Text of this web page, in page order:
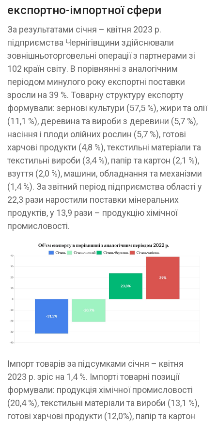
експортно-імпортної сфери
За результатами січня – квітня 2023 р.
підприємства Чернігівщини здійснювали
зовнішньоторговельні операції з партнерами зі
102 країн світу. В порівнянні з аналогічним
періодом минулого року експортні поставки
зросли на 39 %. Товарну структуру експорту
формували: зернові культури (57,5 %), жири та олії
(11,1 %), деревина та вироби з деревини (5,7 %),
насіння і плоди олійних рослин (5,7 %), готові
харчові продукти (4,8 %), текстильні матеріали та
текстильні вироби (3,4 %), папір та картон (2,1 %),
взуття (2,0 %), машини, обладнання та механізми
(1,4 %). За звітний період підприємства області у
22,3 рази наростили поставки мінеральних
продуктів, у 13,9 рази – продукцію хімічної
промисловості.
Імпорт товарів за підсумками січня – квітня
2023 р. зріс на 1,4 %. Імпорті товарні позиції
формували: продукція хімічної промисловості
(20,4 %), текстильні матеріали та вироби (13,1 %),
готові харчові продукти (12,0%), папір та картон